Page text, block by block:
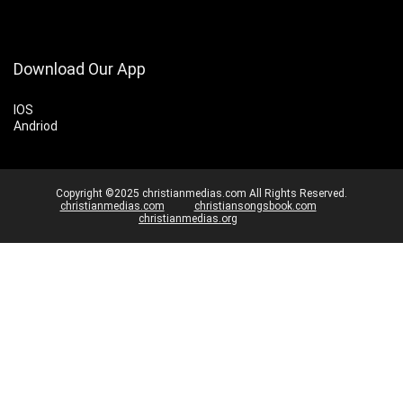
Download Our App
IOS
Andriod
Copyright ©2025 christianmedias.com All Rights Reserved.
christianmedias.com
christiansongsbook.com
christianmedias.org